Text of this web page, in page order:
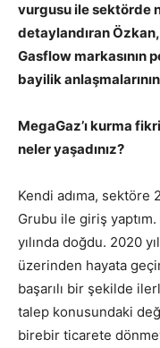
vurgusu ile sektörde
detaylandıran
Gasflow markasının
bayilik
MegaGaz’ı kurma
neler yaşadınız?
Kendi adıma, sektöre
Grubu ile giriş
yılında doğdu. 2020
üzerinden hayata
başarılı bir şekilde
talep konusundaki
birebir ticarete